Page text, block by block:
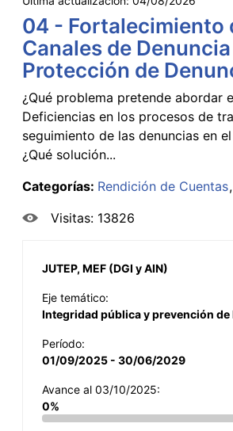
04 - Fortalecimiento
Canales de
Protección de
¿Qué problema pretende abordar
Deficiencias en los procesos de
seguimiento de las denuncias en
¿Qué solución...
Categorías: Rendición de Cuentas
Visitas: 13826
JUTEP, MEF (DGI y AIN)
Eje temático:
Integridad pública y prevención
Período:
01/09/2025 - 30/06/2029
Avance al 03/10/2025:
0%